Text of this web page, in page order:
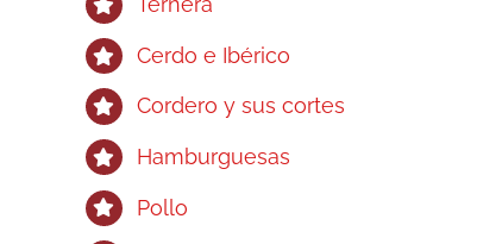
Cerdo e Ibérico
Cordero y sus cortes
Hamburguesas
Pollo